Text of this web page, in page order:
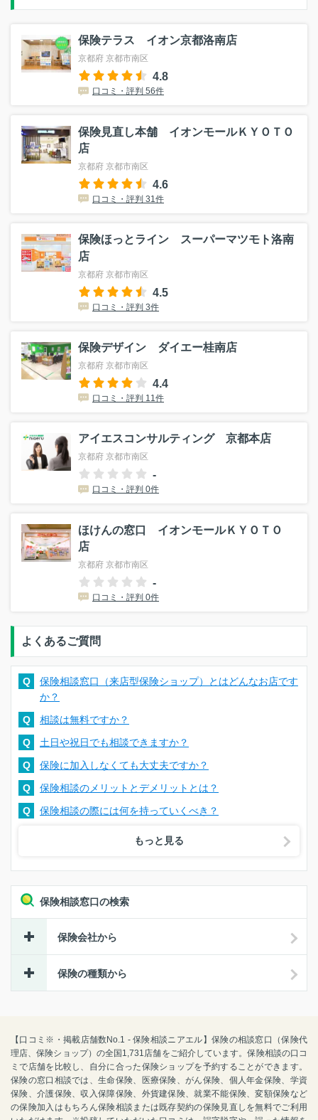
保険テラス イオン京都洛南店
京都府 京都市南区
4.8
口コミ・評判 56件
保険見直し本舗 イオンモールＫＹＯＴＯ
店
京都府 京都市南区
4.6
口コミ・評判 31件
保険ほっとライン スーパーマツモト洛南
店
京都府 京都市南区
4.5
口コミ・評判 3件
保険デザイン ダイエー桂南店
京都府 京都市南区
4.4
口コミ・評判 11件
アイエスコンサルティング 京都本店
京都府 京都市南区
-
口コミ・評判 0件
ほけんの窓口 イオンモールＫＹＯＴＯ
店
京都府 京都市南区
-
口コミ・評判 0件
よくあるご質問
Q
保険相談窓口（来店型保険ショップ）とはどんなお店です
か？
Q
相談は無料ですか？
Q
土日や祝日でも相談できますか？
Q
保険に加入しなくても大丈夫ですか？
Q
保険相談のメリットとデメリットとは？
Q
保険相談の際には何を持っていくべき？
もっと見る
保険相談窓口の検索
保険会社から
保険の種類から
【口コミ※・掲載店舗数No.1 - 保険相談ニアエル】保険の相談窓口（保険代
理店、保険ショップ）の全国1,731店舗をご紹介しています。保険相談の口コ
ミで店舗を比較し、自分に合った保険ショップを予約することができます。
保険の窓口相談では、生命保険、医療保険、がん保険、個人年金保険、学資
保険、介護保険、収入保障保険、外貨建保険、就業不能保険、変額保険など
の保険加入はもちろん保険相談または既存契約の保険見直しを無料でご利用